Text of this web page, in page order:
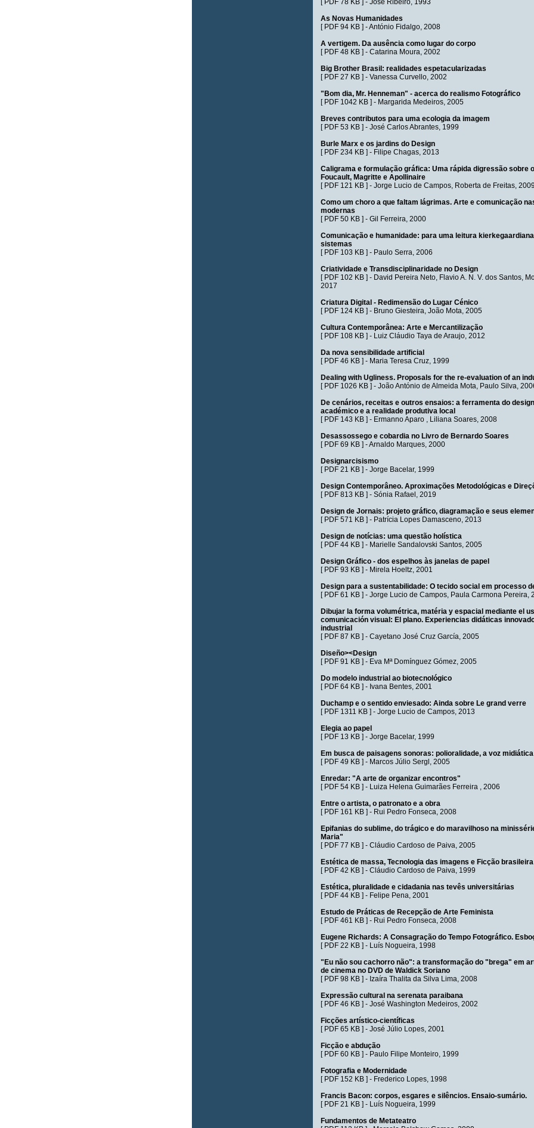
[ PDF 78 KB] - José Ribeiro, 1993
As Novas Humanidades
[ PDF 94 KB] -António Fidalgo, 2008
A vertigem. Da ausência como lugar do corpo
[ PDF 48 KB] - Catarina Moura, 2002
Big Brother Brasil: realidades espetacularizadas
[ PDF 27 KB] - Vanessa Curvello, 2002
"Bom dia, Mr. Henneman" - acerca do realismo Fotográfico
[ PDF 1042 KB] - Margarida Medeiros, 2005
Breves contributos para uma ecologia da imagem
[ PDF 53 KB] - José Carlos Abrantes, 1999
Burle Marx e os jardins do Design
[ PDF 234 KB] - Filipe Chagas, 2013
Caligrama e formulação gráfica: Uma rápida digressão sobre
Foucault, Magritte e Apollinaire
[ PDF 121 KB] - Jorge Lucio de Campos, Roberta de Freitas, 2009
Como um choro a que faltam lágrimas. Arte e comunicação
modernas
[ PDF 50 KB] - Gil Ferreira, 2000
Comunicação e humanidade: para uma leitura
sistemas
[ PDF 103 KB] - Paulo Serra, 2006
Criatividade e Transdisciplinaridade no Design
[ PDF 102 KB] - David Pereira Neto, Flavio A. N. V. dos Santos,
2017
Criatura Digital - Redimensão do Lugar Cénico
[ PDF 124 KB] - Bruno Giesteira, João Mota, 2005
Cultura Contemporânea: Arte e Mercantilização
[ PDF 108 KB] - Luiz Cláudio Taya de Araujo, 2012
Da nova sensibilidade artificial
[ PDF 46 KB] - Maria Teresa Cruz, 1999
Dealing with Ugliness. Proposals for the re-evaluation of an
[ PDF 1026 KB] - João António de Almeida Mota, Paulo Silva,
De cenários, receitas e outros ensaios: a ferramenta do
académico e a realidade produtiva local
[ PDF 143 KB] - Ermanno Aparo , Liliana Soares, 2008
Desassossego e cobardia no Livro de Bernardo Soares
[ PDF 69 KB] -Arnaldo Marques, 2000
Designarcisismo
[ PDF 21 KB] - Jorge Bacelar, 1999
Design Contemporâneo. Aproximações Metodológicas e
[ PDF 813 KB] - Sónia Rafael , 2019
Design de Jornais: projeto gráfico, diagramação e seus
[ PDF 571 KB] - Patrícia Lopes Damasceno, 2013
Design de notícias: uma questão holística
[ PDF 44 KB] - Marielle Sandalovski Santos, 2005
Design Gráfico - dos espelhos às janelas de papel
[ PDF 93 KB] - Mirela Hoeltz, 2001
Design para a sustentabilidade: O tecido social em processo
[ PDF 61 KB] - Jorge Lucio de Campos, Paula Carmona Pereira,
Dibujar la forma volumétrica, matéria y espacial mediante el
comunicación visual: El plano. Experiencias didáticas
industrial
[ PDF 87 KB] - Cayetano José Cruz García, 2005
Diseño><Design
[ PDF 91 KB] - Eva Mª Domínguez Gómez, 2005
Do modelo industrial ao biotecnológico
[ PDF 64 KB] - Ivana Bentes, 2001
Duchamp e o sentido enviesado: Ainda sobre Le grand verre
[ PDF 1311 KB] - Jorge Lucio de Campos, 2013
Elegia ao papel
[ PDF 13 KB] - Jorge Bacelar, 1999
Em busca de paisagens sonoras: polioralidade, a voz midiática
[ PDF 49 KB] - Marcos Júlio Sergl , 2005
Enredar: "A arte de organizar encontros"
[ PDF 54 KB] - Luiza Helena Guimarães Ferreira , 2006
Entre o artista, o patronato e a obra
[ PDF 161 KB] - Rui Pedro Fonseca, 2008
Epifanias do sublime, do trágico e do maravilhoso na
Maria"
[ PDF 77 KB] - Cláudio Cardoso de Paiva, 2005
Estética de massa, Tecnologia das imagens e Ficção brasileira
[ PDF 42 KB] - Cláudio Cardoso de Paiva, 1999
Estética, pluralidade e cidadania nas tevês universitárias
[ PDF 44 KB] - Felipe Pena, 2001
Estudo de Práticas de Recepção de Arte Feminista
[ PDF 461 KB] - Rui Pedro Fonseca, 2008
Eugene Richards: A Consagração do Tempo Fotográfico.
[ PDF 22 KB] - Luís Nogueira, 1998
"Eu não sou cachorro não": a transformação do "brega" em
de cinema no DVD de Waldick Soriano
[ PDF 98 KB] - Izaíra Thalita da Silva Lima, 2008
Expressão cultural na serenata paraibana
[ PDF 46 KB] - José Washington Medeiros, 2002
Ficções artístico-científicas
[ PDF 65 KB] - José Júlio Lopes, 2001
Ficção e abdução
[ PDF 60 KB] - Paulo Filipe Monteiro, 1999
Fotografia e Modernidade
[ PDF 152 KB] - Frederico Lopes, 1998
Francis Bacon: corpos, esgares e silêncios. Ensaio-sumário.
[ PDF 21 KB] - Luís Nogueira, 1999
Fundamentos de Metateatro